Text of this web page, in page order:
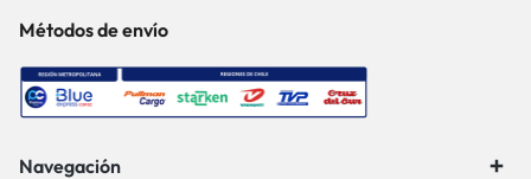
Métodos de envío
Navegación